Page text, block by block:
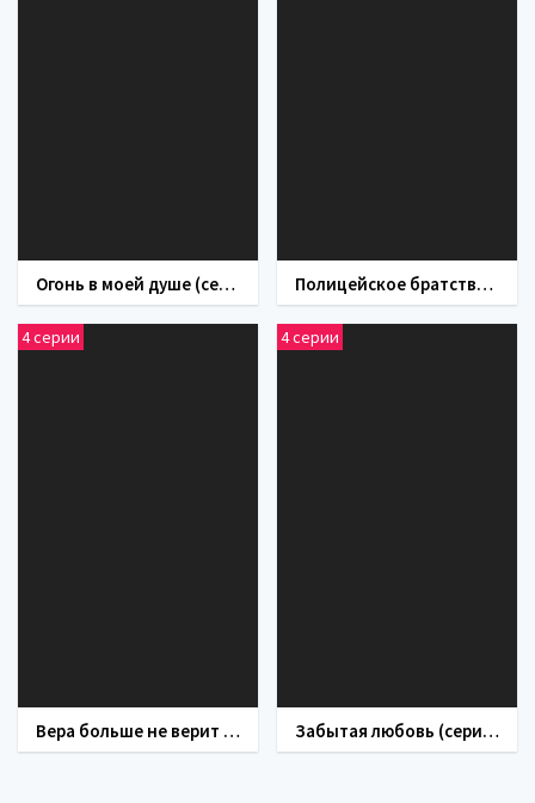
Огонь в моей душе (сериал 2024) Полицейское братство (сериал 2022)
4 серии
Вера больше не верит в совпадения (сериал 2024)
4 серии
Забытая любовь (сериал 2024)